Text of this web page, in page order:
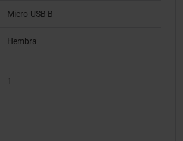
Micro-USB B
Hembra
1